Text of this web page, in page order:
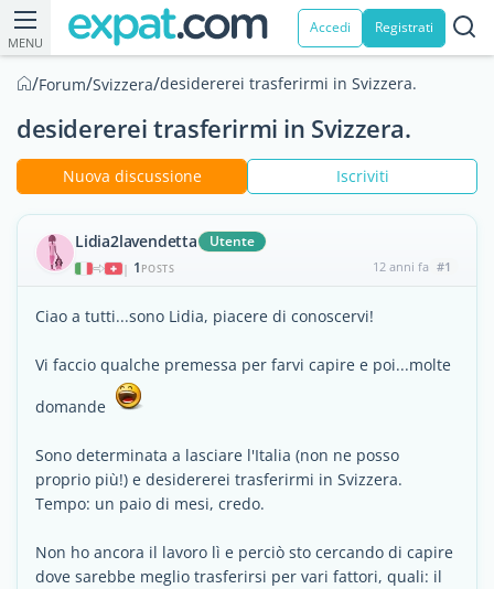
MENU
Accedi Registrati
/Forum/Svizzera/desidererei trasferirmi in Svizzera.
desidererei trasferirmi in Svizzera.
Nuova discussione Iscriviti
Lidia2lavendetta Utente
| 1 POSTS 12 anni fa #1
Ciao a tutti...sono Lidia, piacere di conoscervi!
Vi faccio qualche premessa per farvi capire e poi...molte
domande
Sono determinata a lasciare l'Italia (non ne posso
proprio più!) e desidererei trasferirmi in Svizzera.
Tempo: un paio di mesi, credo.
Non ho ancora il lavoro lì e perciò sto cercando di capire
dove sarebbe meglio trasferirsi per vari fattori, quali: il